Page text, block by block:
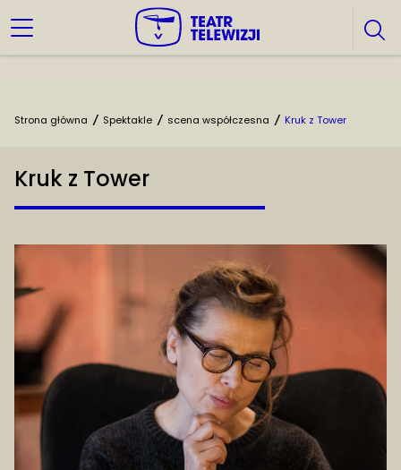
Strona główna / Spektakle / scena współczesna / Kruk z Tower
Kruk z Tower